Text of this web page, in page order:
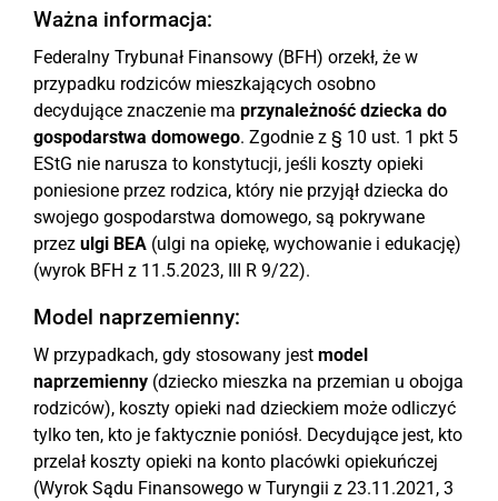
Ważna informacja:
Federalny Trybunał Finansowy (BFH) orzekł, że w
przypadku rodziców mieszkających osobno
decydujące znaczenie ma przynależność dziecka do
gospodarstwa domowego. Zgodnie z § 10 ust. 1 pkt 5
EStG nie narusza to konstytucji, jeśli koszty opieki
poniesione przez rodzica, który nie przyjął dziecka do
swojego gospodarstwa domowego, są pokrywane
przez ulgi BEA (ulgi na opiekę, wychowanie i edukację)
(wyrok BFH z 11.5.2023, III R 9/22).
Model naprzemienny:
W przypadkach, gdy stosowany jest model
naprzemienny (dziecko mieszka na przemian u obojga
rodziców), koszty opieki nad dzieckiem może odliczyć
tylko ten, kto je faktycznie poniósł. Decydujące jest, kto
przelał koszty opieki na konto placówki opiekuńczej
(Wyrok Sądu Finansowego w Turyngii z 23.11.2021, 3